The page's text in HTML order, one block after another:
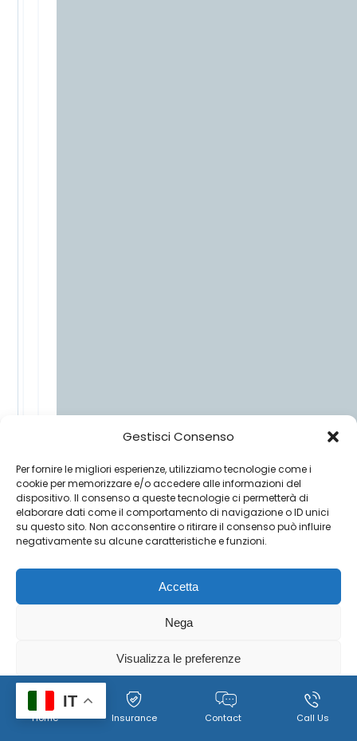
Gestisci Consenso
Per fornire le migliori esperienze, utilizziamo tecnologie come i
cookie per memorizzare e/o accedere alle informazioni del
dispositivo. Il consenso a queste tecnologie ci permetterà di
elaborare dati come il comportamento di navigazione o ID unici
su questo sito. Non acconsentire o ritirare il consenso può influire
negativamente su alcune caratteristiche e funzioni.
Accetta
Nega
Visualizza le preferenze
Cookie
Policy
Policy per il trattamento dei dati personali, immagini e
video
Home Insurance Contact Call Us
IT